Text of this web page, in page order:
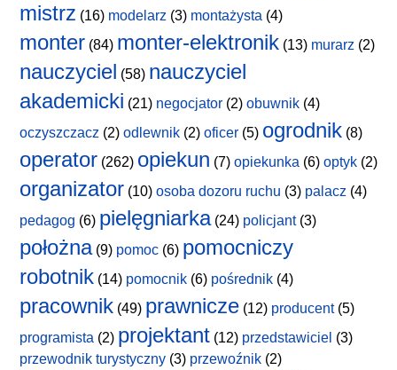
mistrz (16) modelarz (3) montażysta (4)
monter (84) monter-elektronik (13) murarz (2)
nauczyciel (58) nauczyciel
akademicki (21) negocjator (2) obuwnik (4)
oczyszczacz (2) odlewnik (2) oficer (5) ogrodnik (8)
operator (262) opiekun (7) opiekunka (6) optyk (2)
organizator (10) osoba dozoru ruchu (3) palacz (4)
pedagog (6) pielęgniarka(24) policjant(3)
położna(9) pomoc (6) pomocniczy
robotnik (14) pomocnik (6) pośrednik (4)
pracownik (49) prawnicze (12) producent(5)
programista (2) projektant (12) przedstawiciel (3)
przewodnik turystyczny (3) przewoźnik (2)